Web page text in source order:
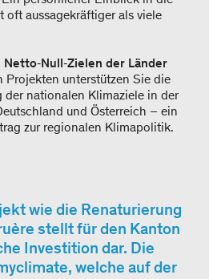
oft aussagekräftiger als viele
der Länder
Projekten unterstützen Sie die
der nationalen Klimaziele in der
und Österreich – ein
zur regionalen Klimapolitik.
wie die Renaturierung
stellt für den Kanton
Investition dar. Die
welche auf der